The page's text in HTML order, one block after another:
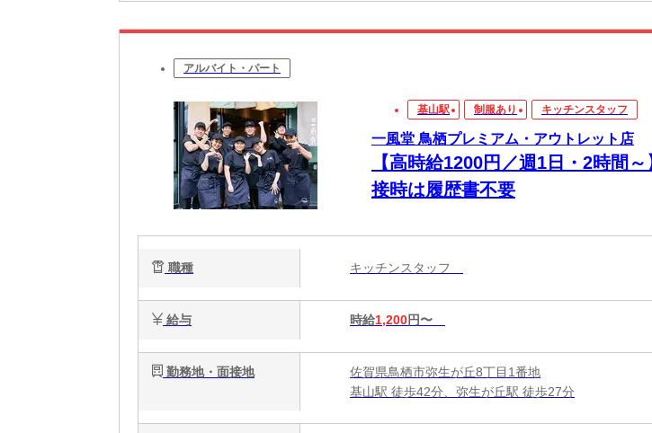
アルバイト・パート
基山駅 制服あり キッチンスタッフ
一風堂 鳥栖プレミアム・アウトレット店
【高時給1200円／週1日・2時間
接時は履歴書不要
職種 キッチンスタッフ
給与 時給1,200円〜
勤務地・面接地
佐賀県鳥栖市弥生が丘8丁目1番地
基山駅 徒歩42分、弥生が丘駅 徒歩27分